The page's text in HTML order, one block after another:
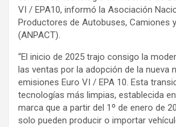
VI / EPA10, informó la Asociación
Productores de Autobuses, Camiones
(ANPACT).
“El inicio de 2025 trajo consigo la
las ventas por la adopción de la nueva
emisiones Euro VI / EPA 10. Esta
tecnologías más limpias, establecida
marca que a partir del 1º de enero de
solo pueden producir o importar